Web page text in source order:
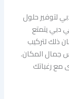
لتوفير حلول
دبي يتمتع
ذلك لتركيب
جمال المكان.
مع رغباتك